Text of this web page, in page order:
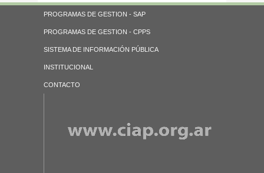
PROGRAMAS DE GESTION - SAP
PROGRAMAS DE GESTION - CPPS
SISTEMA DE INFORMACIÓN PÚBLICA
INSTITUCIONAL
CONTACTO